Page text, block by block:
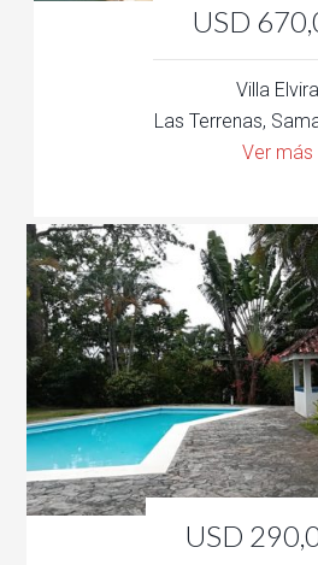
USD
Villa Elvira
Las Terrenas,
Ver más
USD